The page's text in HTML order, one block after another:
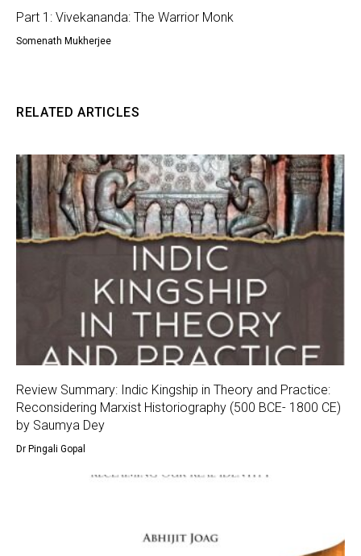
Part 1: Vivekananda: The Warrior Monk
Somenath Mukherjee
RELATED ARTICLES
Review Summary: Indic Kingship in Theory and Practice:
Reconsidering Marxist Historiography (500 BCE- 1800 CE)
by Saumya Dey
Dr Pingali Gopal